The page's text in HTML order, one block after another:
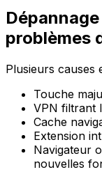
problèmes
Plusieurs causes
Touche
VPN filtrant
Cache
Extension
Navigateur
nouvelles